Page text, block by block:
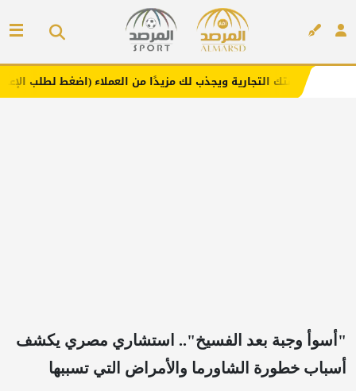
ويجذب لك مزيدًا من العملاء (اضغط لطلب الإعلان)
"أسوأ وجبة بعد الفسيخ".. استشاري مصري يكشف
أسباب خطورة الشاورما والأمراض التي تسببها